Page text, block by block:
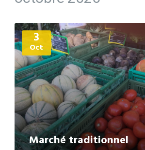
3
Oct
Marché traditionnel
Plus
d'informations